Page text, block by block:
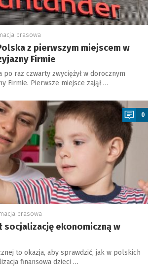
prasowa
z pierwszym miejscem w
Firmie
po raz czwarty zwyciężył w dorocznym
Firmie. Pierwsze miejsce zajął …
0
prasowa
socjalizację ekonomiczną w
to okazja, aby sprawdzić, jak w polskich
finansowa dzieci …